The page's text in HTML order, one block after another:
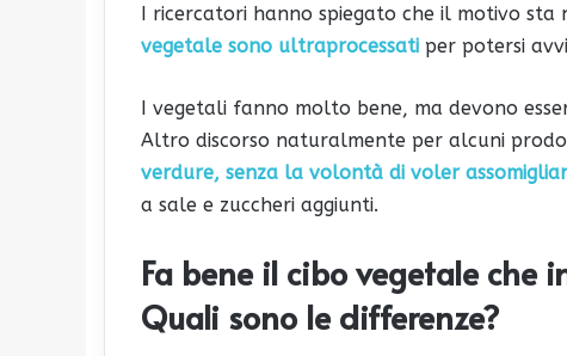
I ricercatori hanno spiegato che il motivo
vegetale sono ultraprocessati per potersi
I vegetali fanno molto bene, ma devono
Altro discorso naturalmente per alcuni
verdure, senza la volontà di voler
a sale e zuccheri aggiunti.
Fa bene il cibo vegetale che
Quali sono le differenze?